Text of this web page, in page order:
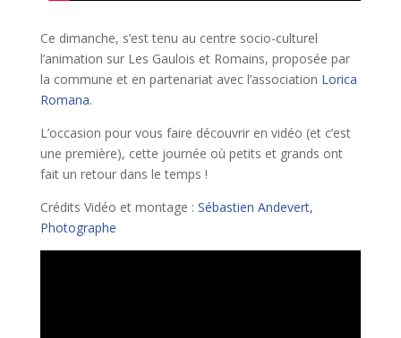
Ce dimanche, s’est tenu au centre socio-culturel
l’animation sur Les Gaulois et Romains, proposée par
la commune et en partenariat avec l’association Lorica
Romana.
L’occasion pour vous faire découvrir en vidéo (et c’est
une première), cette journée où petits et grands ont
fait un retour dans le temps !
Crédits Vidéo et montage : Sébastien Andevert,
Photographe